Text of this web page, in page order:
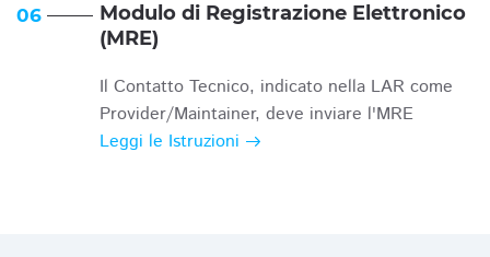
06
Modulo di Registrazione Elettronico
(MRE)
Il Contatto Tecnico, indicato nella LAR come
Provider/Maintainer, deve inviare l'MRE
Leggi le Istruzioni